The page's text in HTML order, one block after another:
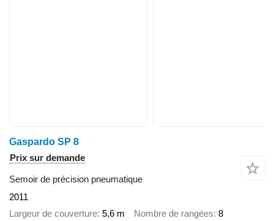
Gaspardo SP 8
Prix sur demande
Semoir de précision pneumatique
2011
Largeur de couverture 5,6 m Nombre de rangées 8